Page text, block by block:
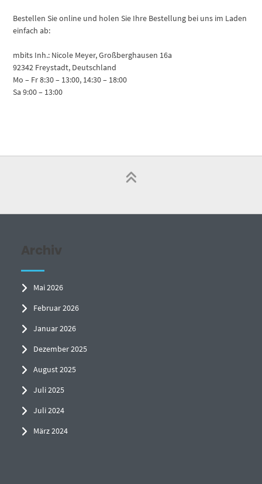
Bestellen Sie online und holen Sie Ihre Bestellung bei uns im Laden
einfach ab:
mbits Inh.: Nicole Meyer, Großberghausen 16a
92342 Freystadt, Deutschland
Mo – Fr 8:30 – 13:00, 14:30 – 18:00
Sa 9:00 – 13:00
Archiv
Mai 2026
Februar 2026
Januar 2026
Dezember 2025
August 2025
Juli 2025
Juli 2024
März 2024